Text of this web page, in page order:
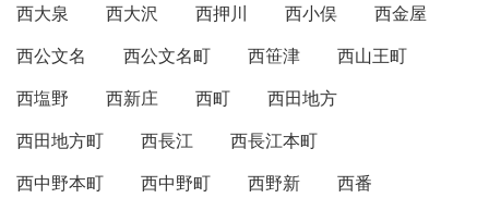
西大泉
西大沢 西押川 西小俣
西金屋
西公文名
西公文名町 西笹津
西山王町
西塩野
西新庄 西町
西田地方
西田地方町
西長江
西長江本町
西中野本町
西中野町 西野新
西番